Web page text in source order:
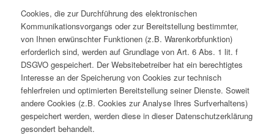
Cookies, die zur Durchführung des elektronischen
Kommunikationsvorgangs oder zur Bereitstellung bestimmter,
von Ihnen erwünschter Funktionen (z.B. Warenkorbfunktion)
erforderlich sind, werden auf Grundlage von Art. 6 Abs. 1 lit. f
DSGVO gespeichert. Der Websitebetreiber hat ein berechtigtes
Interesse an der Speicherung von Cookies zur technisch
fehlerfreien und optimierten Bereitstellung seiner Dienste. Soweit
andere Cookies (z.B. Cookies zur Analyse Ihres Surfverhaltens)
gespeichert werden, werden diese in dieser Datenschutzerklärung
gesondert behandelt.